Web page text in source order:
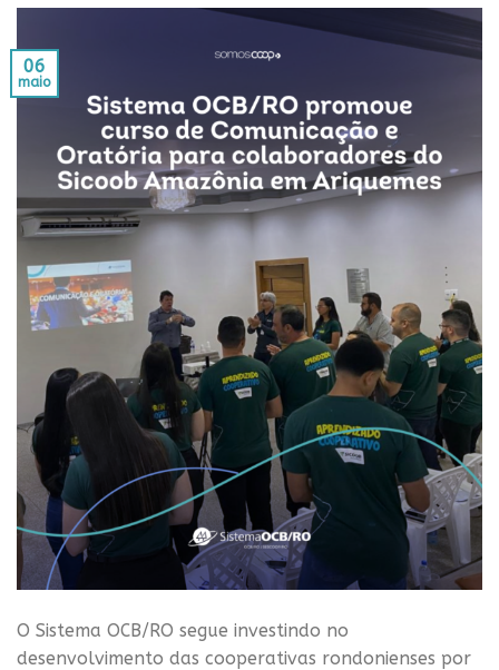
06
maio
O Sistema OCB/RO segue investindo no
desenvolvimento das cooperativas rondonienses por